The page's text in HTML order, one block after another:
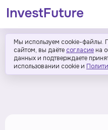
Мы используем cookie-файлы.
сайтом, вы даёте согласие на
данных и подтверждаете
использовании cookie и